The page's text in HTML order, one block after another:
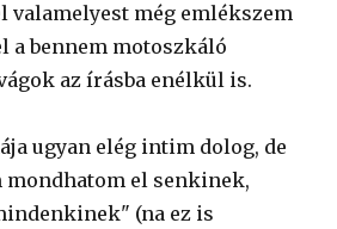
valamelyest még emlékszem
a bennem motoszkáló
az írásba enélkül is.
ugyan elég intim dolog, de
mondhatom el senkinek,
(na ez is